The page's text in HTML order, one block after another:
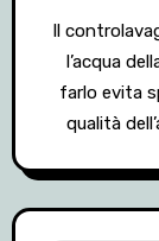
l’acqua
farlo evita
qualità